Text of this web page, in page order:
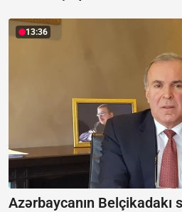
13:36
Azərbaycanın Belçikadakı